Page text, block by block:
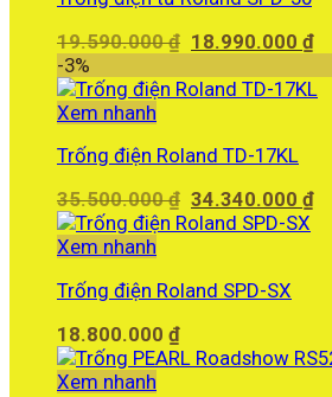
19.590.000₫ Giá
là:
18.990.000₫Giá
-3%
Xem nhanh
Trống điện Roland TD-17KL
35.500.000₫ Giá
gốc
34.340.000₫Giá
Xem nhanh
Trống điện Roland SPD-SX
18.800.000 ₫
Xem nhanh